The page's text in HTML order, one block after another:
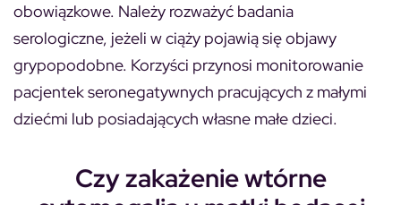
obowiązkowe. Należy rozważyć badania
serologiczne, jeżeli w ciąży pojawią się objawy
grypopodobne. Korzyści przynosi monitorowanie
pacjentek seronegatywnych pracujących z małymi
dziećmi lub posiadających własne małe dzieci.
Czy zakażenie wtórne